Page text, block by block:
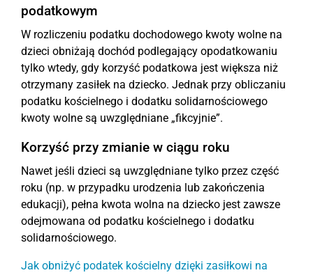
podatkowym
W rozliczeniu podatku dochodowego kwoty wolne na
dzieci obniżają dochód podlegający opodatkowaniu
tylko wtedy, gdy korzyść podatkowa jest większa niż
otrzymany zasiłek na dziecko. Jednak przy obliczaniu
podatku kościelnego i dodatku solidarnościowego
kwoty wolne są uwzględniane „fikcyjnie”.
Korzyść przy zmianie w ciągu roku
Nawet jeśli dzieci są uwzględniane tylko przez część
roku (np. w przypadku urodzenia lub zakończenia
edukacji), pełna kwota wolna na dziecko jest zawsze
odejmowana od podatku kościelnego i dodatku
solidarnościowego.
Jak obniżyć podatek kościelny dzięki zasiłkowi na